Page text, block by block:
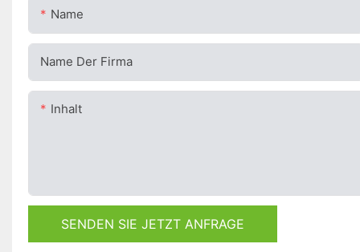
Name
Name Der Firma
Inhalt
SENDEN SIE JETZT ANFRAGE